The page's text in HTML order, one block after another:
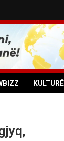
KULTURË